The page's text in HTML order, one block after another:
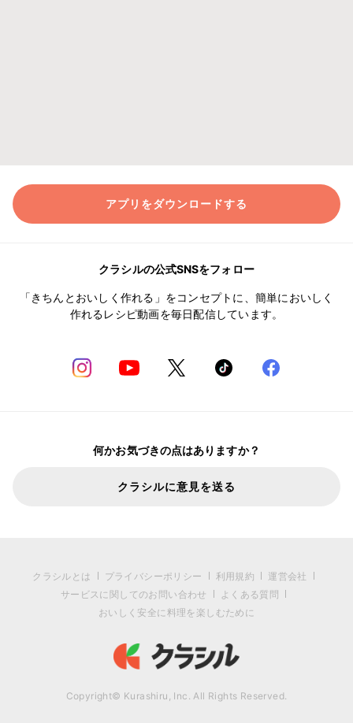
アプリをダウンロードする
クラシルの公式SNSをフォロー
「きちんとおいしく作れる」をコンセプトに、簡単においしく
作れるレシピ動画を毎日配信しています。
何かお気づきの点はありますか？
クラシルに意見を送る
クラシルとは プライバシーポリシー 利用規約
運営会社
サービスに関してのお問い合わせ
よくある質問
おいしく安全に料理を楽しむために
Copyright© Kurashiru, Inc. All Rights Reserved.